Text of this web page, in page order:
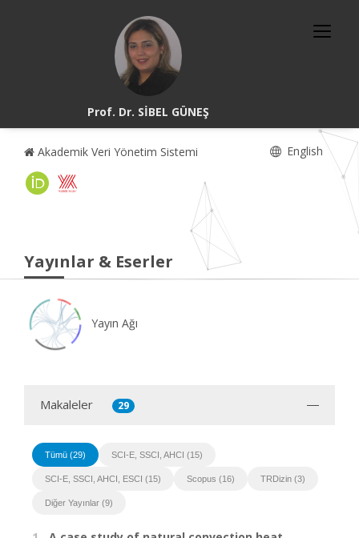
Prof. Dr. SİBEL GÜNEŞ
Akademik Veri Yönetim Sistemi English
Yayınlar & Eserler
Yayın Ağı
Makaleler 29
Tümü (29) SCI-E, SSCI, AHCI (15)
SCI-E, SSCI, AHCI, ESCI (15) Scopus (16) TRDizin (3)
Diğer Yayınlar (9)